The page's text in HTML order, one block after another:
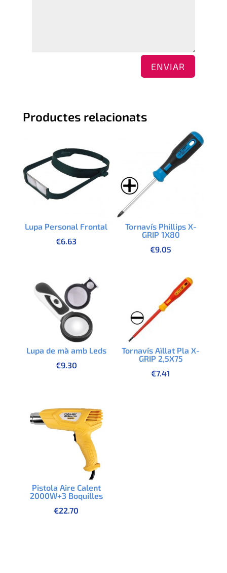
ENVIAR
Productes relacionats
Lupa Personal Frontal
€6.63
Tornavís Phillips X-
GRIP 1X80
€9.05
Lupa de mà amb Leds
€9.30
Tornavís Aïllat Pla X-
GRIP 2,5X75
€7.41
Pistola Aire Calent
2000W+3 Boquilles
€22.70